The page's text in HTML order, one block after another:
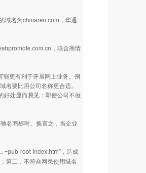
域名为chinaren.com，华通
，联合商情
能更有利于开展网上业务。例
要比用公司名称更合适。
好处显而易见：即使公司不做
名商标时。换言之，当企业
=pub-root-index.htm”，造成
第二，不符合网民使用域名